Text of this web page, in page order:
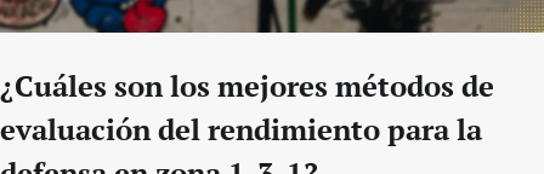
¿Cuáles son los mejores métodos de
evaluación del rendimiento para la